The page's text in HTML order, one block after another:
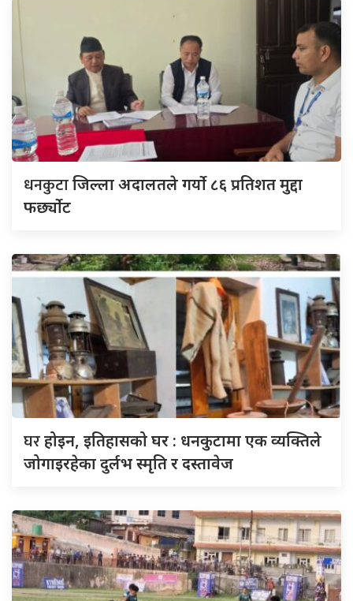
धनकुटाजिल्ला अदालतले गर्यो ८६ प्रतिशत मुद्दा
फर्छ्योट
घरहोइन, इतिहासको घर : धनकुटामा एक व्यक्तिले
जोगाइरहेका दुर्लभ स्मृति र दस्तावेज